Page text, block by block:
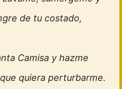
de tu costado,
Camisa y hazme
quiera perturbarme.